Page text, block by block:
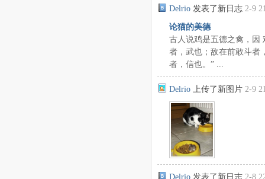
Delrio 发表了新日志 2-9
论猫的美德
古人说鸡是五德之禽，因
者，武也；敌在前敢斗者
者，信也。” ...
Delrio 上传了新图片 2-9
Delrio 发表了新日志 2-8